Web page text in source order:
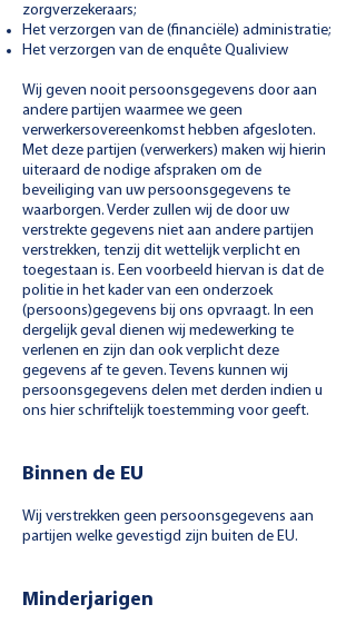
zorgverzekeraars;
Het verzorgen van de (financiële) administratie;
Het verzorgen van de enquête Qualiview
Wij geven nooit persoonsgegevens door aan
andere partijen waarmee we geen
verwerkersovereenkomst hebben afgesloten.
Met deze partijen (verwerkers) maken wij hierin
uiteraard de nodige afspraken om de
beveiliging van uw persoonsgegevens te
waarborgen. Verder zullen wij de door uw
verstrekte gegevens niet aan andere partijen
verstrekken, tenzij dit wettelijk verplicht en
toegestaan is. Een voorbeeld hiervan is dat de
politie in het kader van een onderzoek
(persoons)gegevens bij ons opvraagt. In een
dergelijk geval dienen wij medewerking te
verlenen en zijn dan ook verplicht deze
gegevens af te geven. Tevens kunnen wij
persoonsgegevens delen met derden indien u
ons hier schriftelijk toestemming voor geeft.
Binnen de EU
Wij verstrekken geen persoonsgegevens aan
partijen welke gevestigd zijn buiten de EU.
Minderjarigen